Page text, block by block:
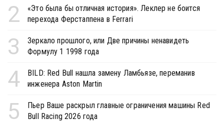
2
«Это была бы отличная история». Леклер не боится
перехода Ферстаппена в Ferrari
3
Зеркало прошлого, или Две причины ненавидеть
Формулу 1 1998 года
4
BILD: Red Bull нашла замену Ламбьязе, переманив
инженера Aston Martin
5
Пьер Ваше раскрыл главные ограничения машины Red
Bull Racing 2026 года